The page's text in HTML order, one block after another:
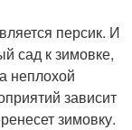
персик. И
сад к зимовке,
неплохой
зависит
зимовку.